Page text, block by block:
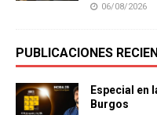
06/08/2026
PUBLICACIONES
Especial en
Burgos